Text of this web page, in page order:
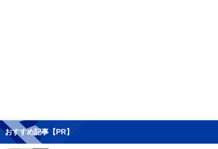
おすすめ記事【PR】